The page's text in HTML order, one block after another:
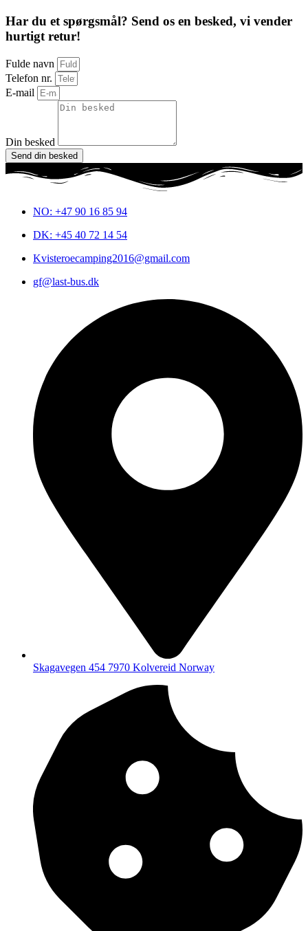
Har du et spørgsmål? Send os en besked, vi vender
hurtigt retur!
Fulde navn
Telefon nr.
E-mail
Din besked
Send din besked
NO: +47 90 16 85 94
DK: +45 40 72 14 54
Kvisteroecamping2016@gmail.com
gf@last-bus.dk
Skagavegen 454 7970 Kolvereid Norway